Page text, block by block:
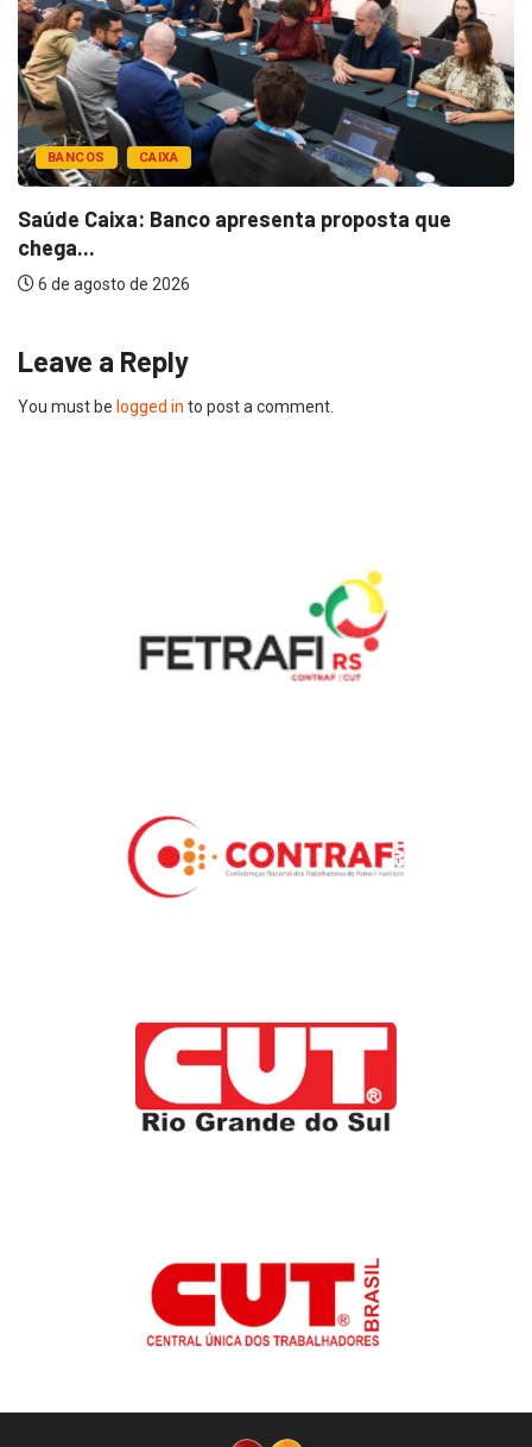
BANCOS CAIXA
Saúde Caixa: Banco apresenta proposta que
chega...
6 de agosto de 2026
Leave a Reply
You must be logged in to post a comment.